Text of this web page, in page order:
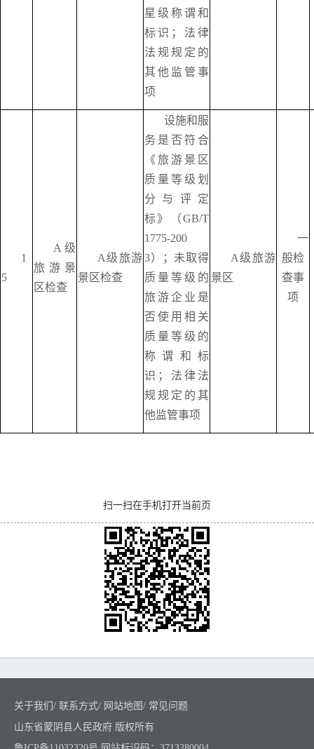
星级称谓和
标识；法律
法规规定的
其他监管事
项
1
5
A级
旅游景
区检查
A级旅游
景区检查
设施和服
务是否符合
《旅游景区
质量等级划
分与评定
标》（GB/T
1775-200
3）；未取得
质量等级的
旅游企业是
否使用相关
质量等级的
称谓和标
识；法律法
规规定的其
他监管事项
A级旅游
景区
一
般检
查事
项
扫一扫在手机打开当前页
关于我们 / 联系方式/ 网站地图/ 常见问题
山东省蒙阴县人民政府 版权所有